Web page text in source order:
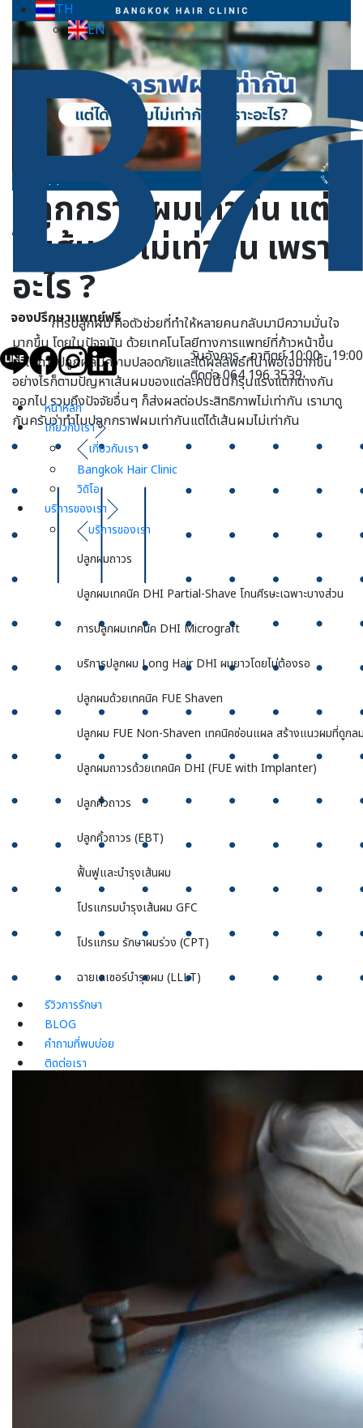
TH
EN
จองปรึกษาแพทย์ฟรี
วันอังคาร - อาทิตย์ 10:00 - 19:00
ติดต่อ 064 196 3539
หน้าหลัก
เกี่ยวกับเรา
เกี่ยวกับเรา
Bangkok Hair Clinic
วิดิโอ
บริการของเรา
บริการของเรา
ปลูกผมถาวร
ปลูกผมเทคนิค DHI Partial-Shave โกนศีรษะเฉพาะบางส่วน
การปลูกผมเทคนิค DHI Micrograft
บริการปลูกผม Long Hair DHI ผมยาวโดยไม่ต้องรอ
ปลูกผมด้วยเทคนิค FUE Shaven
ปลูกผม FUE Non-Shaven เทคนิคซ่อนแผล สร้างแนวผมที่ดูกล
ปลูกผมถาวรด้วยเทคนิค DHI (FUE with Implanter)
ปลูกคิ้วถาวร
ปลูกคิ้วถาวร (EBT)
ฟื้นฟูและบำรุงเส้นผม
โปรแกรมบำรุงเส้นผม GFC
โปรแกรม รักษาผมร่วง (CPT)
ฉายเลเซอร์บำรุงผม (LLLT)
รีวิวการรักษา
BLOG
คำถามที่พบบ่อย
ติดต่อเรา
ปลูกกราฟผมเท่ากัน แต่
ได้เส้นผมไม่เท่ากัน เพราะ
อะไร ?
การปลูกผม คือตัวช่วยที่ทำให้หลายคนกลับมามีความมั่นใจ
มากขึ้น โดยในปัจจุบัน ด้วยเทคโนโลยีทางการแพทย์ที่ก้าวหน้าขึ้น
ทำให้การปลูกผลมีความปลอดภัยและได้ผลลัพธ์ที่น่าพอใจมากขึ้น
อย่างไรก็ตามปัญหาเส้นผมของแต่ละคนนั้นก็รุนแรงแตกต่างกัน
ออกไป รวมถึงปัจจัยอื่นๆ ก็ส่งผลต่อประสิทธิภาพไม่เท่ากัน เรามาดู
กันครับว่าทำไมปลูกกราฟผมเท่ากันแต่ได้เส้นผมไม่เท่ากัน